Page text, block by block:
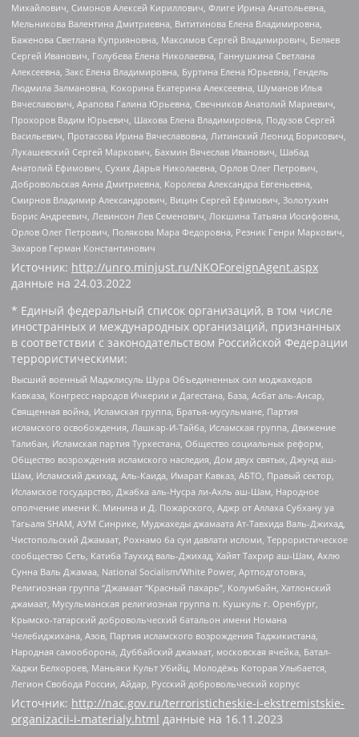
Михайлович, Симонов Алексей Кириллович, Флиге Ирина Анатольевна,
Мельникова Валентина Дмитриевна, Вититинова Елена Владимировна,
Баженова Светлана Куприяновна, Максимов Сергей Владимирович, Беляев
Сергей Иванович, Голубева Елена Николаевна, Ганнушкина Светлана
Алексеевна, Закс Елена Владимировна, Буртина Елена Юрьевна, Гендель
Людмила Залмановна, Кокорина Екатерина Алексеевна, Шуманов Илья
Вячеславович, Арапова Галина Юрьевна, Свечников Анатолий Мариевич,
Прохоров Вадим Юрьевич, Шахова Елена Владимировна, Подузов Сергей
Васильевич, Протасова Ирина Вячеславовна, Литинский Леонид Борисович,
Лукашевский Сергей Маркович, Бахмин Вячеслав Иванович, Шабад
Анатолий Ефимович, Сухих Дарья Николаевна, Орлов Олег Петрович,
Добровольская Анна Дмитриевна, Королева Александра Евгеньевна,
Смирнов Владимир Александрович, Вицин Сергей Ефимович, Золотухин
Борис Андреевич, Левинсон Лев Семенович, Локшина Татьяна Иосифовна,
Орлов Олег Петрович, Полякова Мара Федоровна, Резник Генри Маркович,
Захаров Герман Константинович
Источник: http://unro.minjust.ru/NKOForeignAgent.aspx
данные на 24.03.2022
* Единый федеральный список организаций, в том числе
иностранных и международных организаций, признанных
в соответствии с законодательством Российской Федерации
террористическими:
Высший военный Маджлисуль Шура Объединенных сил моджахедов
Кавказа, Конгресс народов Ичкерии и Дагестана, База, Асбат аль-Ансар,
Священная война, Исламская группа, Братья-мусульмане, Партия
исламского освобождения, Лашкар-И-Тайба, Исламская группа, Движение
Талибан, Исламская партия Туркестана, Общество социальных реформ,
Общество возрождения исламского наследия, Дом двух святых, Джунд аш-
Шам, Исламский джихад, Аль-Каида, Имарат Кавказ, АБТО, Правый сектор,
Исламское государство, Джабха аль-Нусра ли-Ахль аш-Шам, Народное
ополчение имени К. Минина и Д. Пожарского, Аджр от Аллаха Субхану уа
Тагьаля SHAM, АУМ Синрике, Муджахеды джамаата Ат-Тавхида Валь-Джихад,
Чистопольский Джамаат, Рохнамо ба суи давлати исломи, Террористическое
сообщество Сеть, Катиба Таухид валь-Джихад, Хайят Тахрир аш-Шам, Ахлю
Сунна Валь Джамаа, National Socialism/White Power, Артподготовка,
Религиозная группа “Джамаат “Красный пахарь”, Колумбайн, Хатлонский
джамаат, Мусульманская религиозная группа п. Кушкуль г. Оренбург,
Крымско-татарский добровольческий батальон имени Номана
Челебиджихана, Азов, Партия исламского возрождения Таджикистана,
Народная самооборона, Дуббайский джамаат, московская ячейка, Батал-
Хаджи Белхороев, Маньяки Культ Убийц, Молодёжь Которая Улыбается,
Легион Свобода России, Айдар, Русский добровольческий корпус
Источник: http://nac.gov.ru/terroristicheskie-i-ekstremistskie-
organizacii-i-materialy.html данные на 16.11.2023